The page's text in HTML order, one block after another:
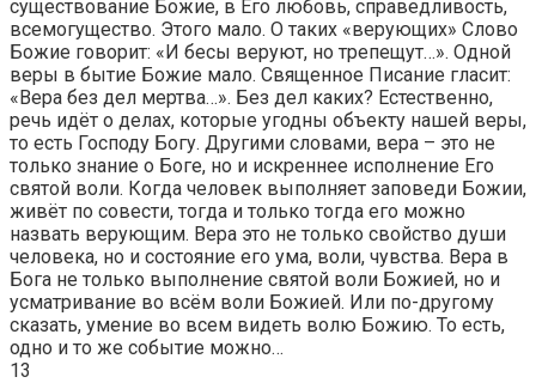
существование Божие, в Его любовь, справедливость,
всемогущество. Этого мало. О таких «верующих» Слово
Божие говорит: «И бесы веруют, но трепещут…». Одной
веры в бытие Божие мало. Священное Писание гласит:
«Вера без дел мертва…». Без дел каких? Естественно,
речь идёт о делах, которые угодны объекту нашей веры,
то есть Господу Богу. Другими словами, вера – это не
только знание о Боге, но и искреннее исполнение Его
святой воли. Когда человек выполняет заповеди Божии,
живёт по совести, тогда и только тогда его можно
назвать верующим. Вера это не только свойство души
человека, но и состояние его ума, воли, чувства. Вера в
Бога не только выполнение святой воли Божией, но и
усматривание во всём воли Божией. Или по-другому
сказать, умение во всем видеть волю Божию. То есть,
одно и то же событие можно…
13